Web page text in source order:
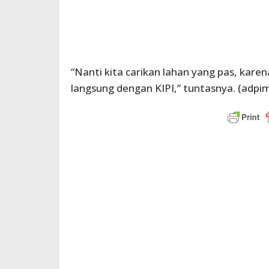
“Nanti kita carikan lahan yang pas,
langsung dengan KIPI,” tuntasnya.